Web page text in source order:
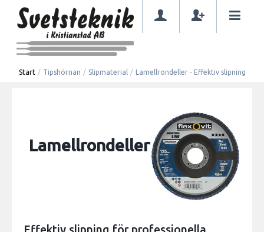
Start / Tipshörnan / Slipmaterial / Lamellrondeller - Effektiv slipning
Lamellrondeller